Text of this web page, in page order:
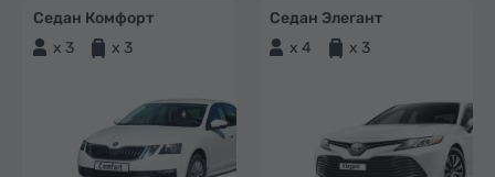
Седан Комфорт
x 3
x 3
Седан Элегант
x 4
x 3